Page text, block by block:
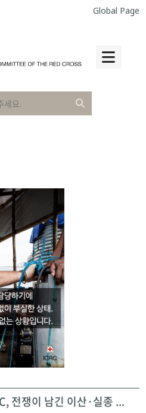
Global Page
전쟁이 남긴 이산·실종 ...